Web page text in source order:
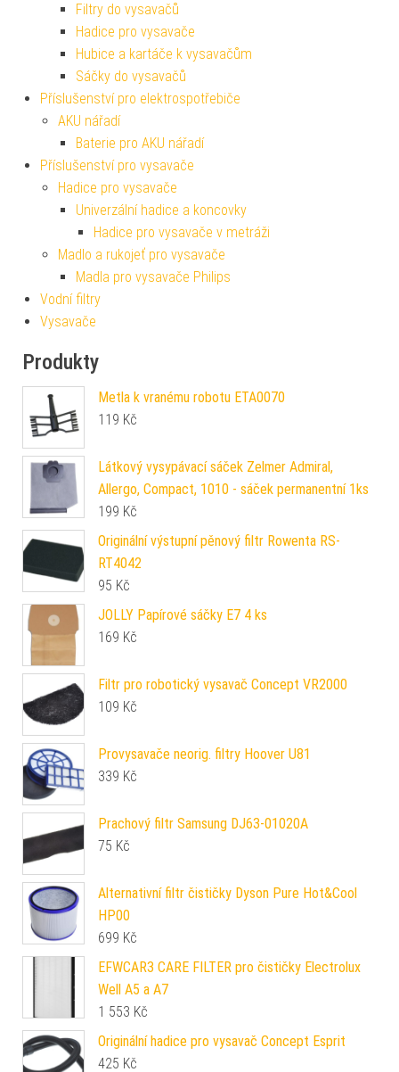
Filtry do vysavačů
Hadice pro vysavače
Hubice a kartáče k vysavačům
Sáčky do vysavačů
Příslušenství pro elektrospotřebiče
AKU nářadí
Baterie pro AKU nářadí
Příslušenství pro vysavače
Hadice pro vysavače
Univerzální hadice a koncovky
Hadice pro vysavače v metráži
Madlo a rukojeť pro vysavače
Madla pro vysavače Philips
Vodní filtry
Vysavače
Produkty
Metla k vranému robotu ETA0070
119 Kč
Látkový vysypávací sáček Zelmer Admiral,
Allergo, Compact, 1010 - sáček permanentní 1ks
199 Kč
Originální výstupní pěnový filtr Rowenta RS-
RT4042
95 Kč
JOLLY Papírové sáčky E7 4 ks
169 Kč
Filtr pro robotický vysavač Concept VR2000
109 Kč
Provysavače neorig. filtry Hoover U81
339 Kč
Prachový filtr Samsung DJ63-01020A
75 Kč
Alternativní filtr čističky Dyson Pure Hot&Cool
HP00
699 Kč
EFWCAR3 CARE FILTER pro čističky Electrolux
Well A5 a A7
1 553 Kč
Originální hadice pro vysavač Concept Esprit
425 Kč